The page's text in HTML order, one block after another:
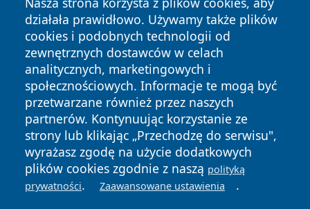
działała prawidłowo. Używamy także plików
cookies i podobnych technologii od
zewnętrznych dostawców w celach
analitycznych, marketingowych i
społecznościowych. Informacje te mogą być
przetwarzane również przez naszych
partnerów. Kontynuując korzystanie ze
strony lub klikając „Przechodzę do serwisu",
wyrażasz zgodę na użycie dodatkowych
plików cookies zgodnie z naszą polityką
prywatności. Zaawansowane ustawienia .
Copyright © 2026 wrotatarnowa.pl Wszystkie prawa
zastrzeżone.
News Autorzy
Polityka
Prywatności
Polityka
Cookies